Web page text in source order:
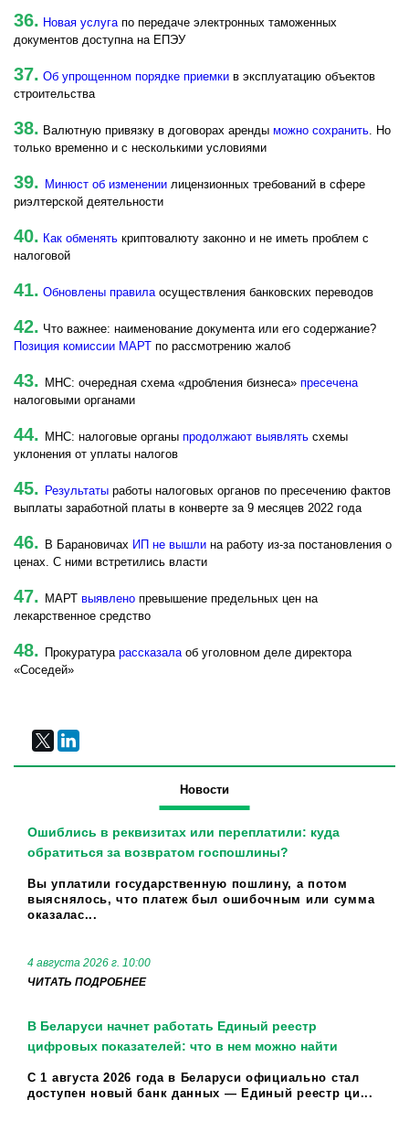
36. Новая услугапо передаче электронных таможенных
документов доступна на ЕПЭУ
37. Об упрощенном порядке приемки в эксплуатацию объектов
строительства
38. Валютную привязку в договорах аренды можно сохранить. Но
только временно и с несколькими условиями
39. Минюст об изменении лицензионных требований в сфере
риэлтерской деятельности
40. Как обменять криптовалюту законно и не иметь проблем с
налоговой
41. Обновлены правилаосуществления банковских переводов
42. Что важнее: наименование документа или его содержание?
Позиция комиссии МАРТ по рассмотрению жалоб
43. МНС: очередная схема «дробления бизнеса» пресечена
налоговыми органами
44. МНС: налоговые органы продолжают выявлять схемы
уклонения от уплаты налогов
45. Результаты работы налоговых органов по пресечению фактов
выплаты заработной платы в конверте за 9 месяцев 2022 года
46. В Барановичах ИП не вышли на работу из-за постановления о
ценах. С ними встретились власти
47. МАРТ выявлено превышение предельных цен на
лекарственное средство
48. Прокуратура рассказалаоб уголовном деле директора
«Соседей»
Новости
Ошиблись в реквизитах или переплатили: куда
обратиться за возвратом госпошлины?
Вы уплатили государственную пошлину, а потом
выяснялось, что платеж был ошибочным или сумма
оказалас...
4 августа 2026 г. 10:00
ЧИТАТЬ ПОДРОБНЕЕ
В Беларуси начнет работать Единый реестр
цифровых показателей: что в нем можно найти
С 1 августа 2026 года в Беларуси официально стал
доступен новый банк данных — Единый реестр ци...